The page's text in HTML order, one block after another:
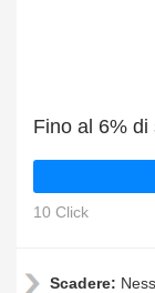
Fino al 6%
10 Click
Scadere: